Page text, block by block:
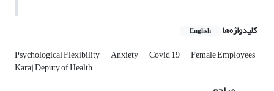
کلیدواژه‌ها English
Psychological Flexibility Anxiety Covid 19 Female Employees
Karaj Deputy of Health